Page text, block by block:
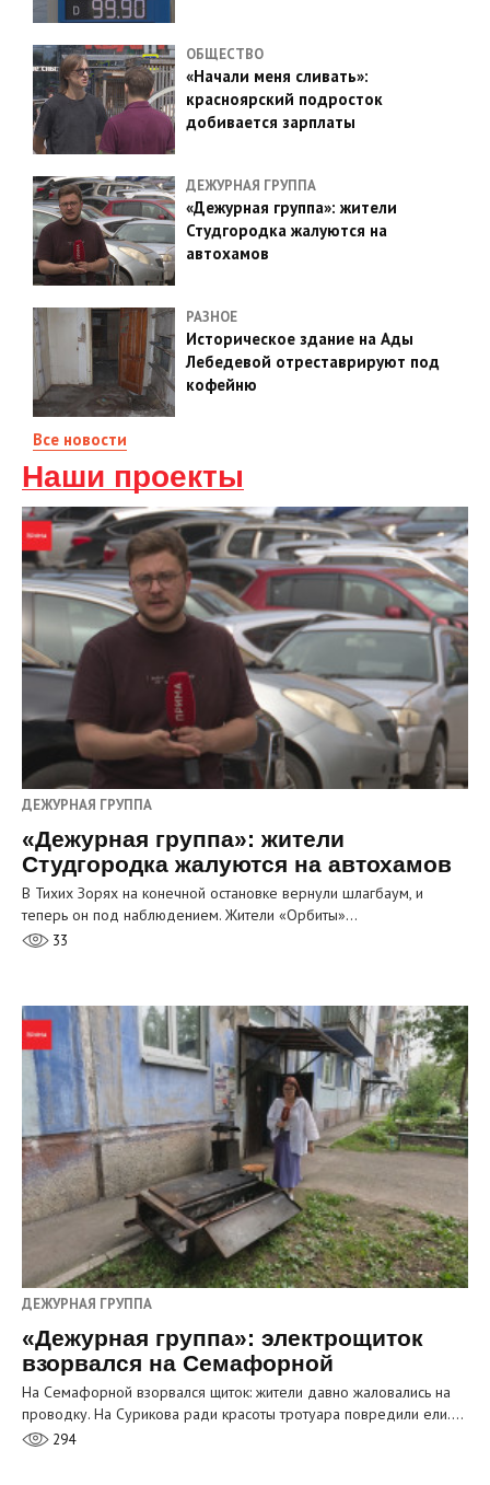
ОБЩЕСТВО
«Начали меня сливать»:
красноярский подросток
добивается зарплаты
ДЕЖУРНАЯ ГРУППА
«Дежурная группа»: жители
Студгородка жалуются на
автохамов
РАЗНОЕ
Историческое здание на Ады
Лебедевой отреставрируют под
кофейню
Все новости
Наши проекты
ДЕЖУРНАЯ ГРУППА
«Дежурная группа»: жители
Студгородка жалуются на автохамов
В Тихих Зорях на конечной остановке вернули шлагбаум, и
теперь он под наблюдением. Жители «Орбиты»…
33
ДЕЖУРНАЯ ГРУППА
«Дежурная группа»: электрощиток
взорвался на Семафорной
На Семафорной взорвался щиток: жители давно жаловались на
проводку. На Сурикова ради красоты тротуара повредили ели.…
294